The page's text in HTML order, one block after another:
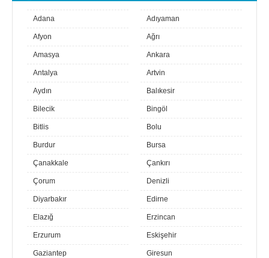
Adana Adıyaman
Afyon Ağrı
Amasya Ankara
Antalya Artvin
Aydın Balıkesir
Bilecik Bingöl
Bitlis Bolu
Burdur Bursa
Çanakkale Çankırı
Çorum Denizli
Diyarbakır Edirne
Elazığ Erzincan
Erzurum Eskişehir
Gaziantep Giresun